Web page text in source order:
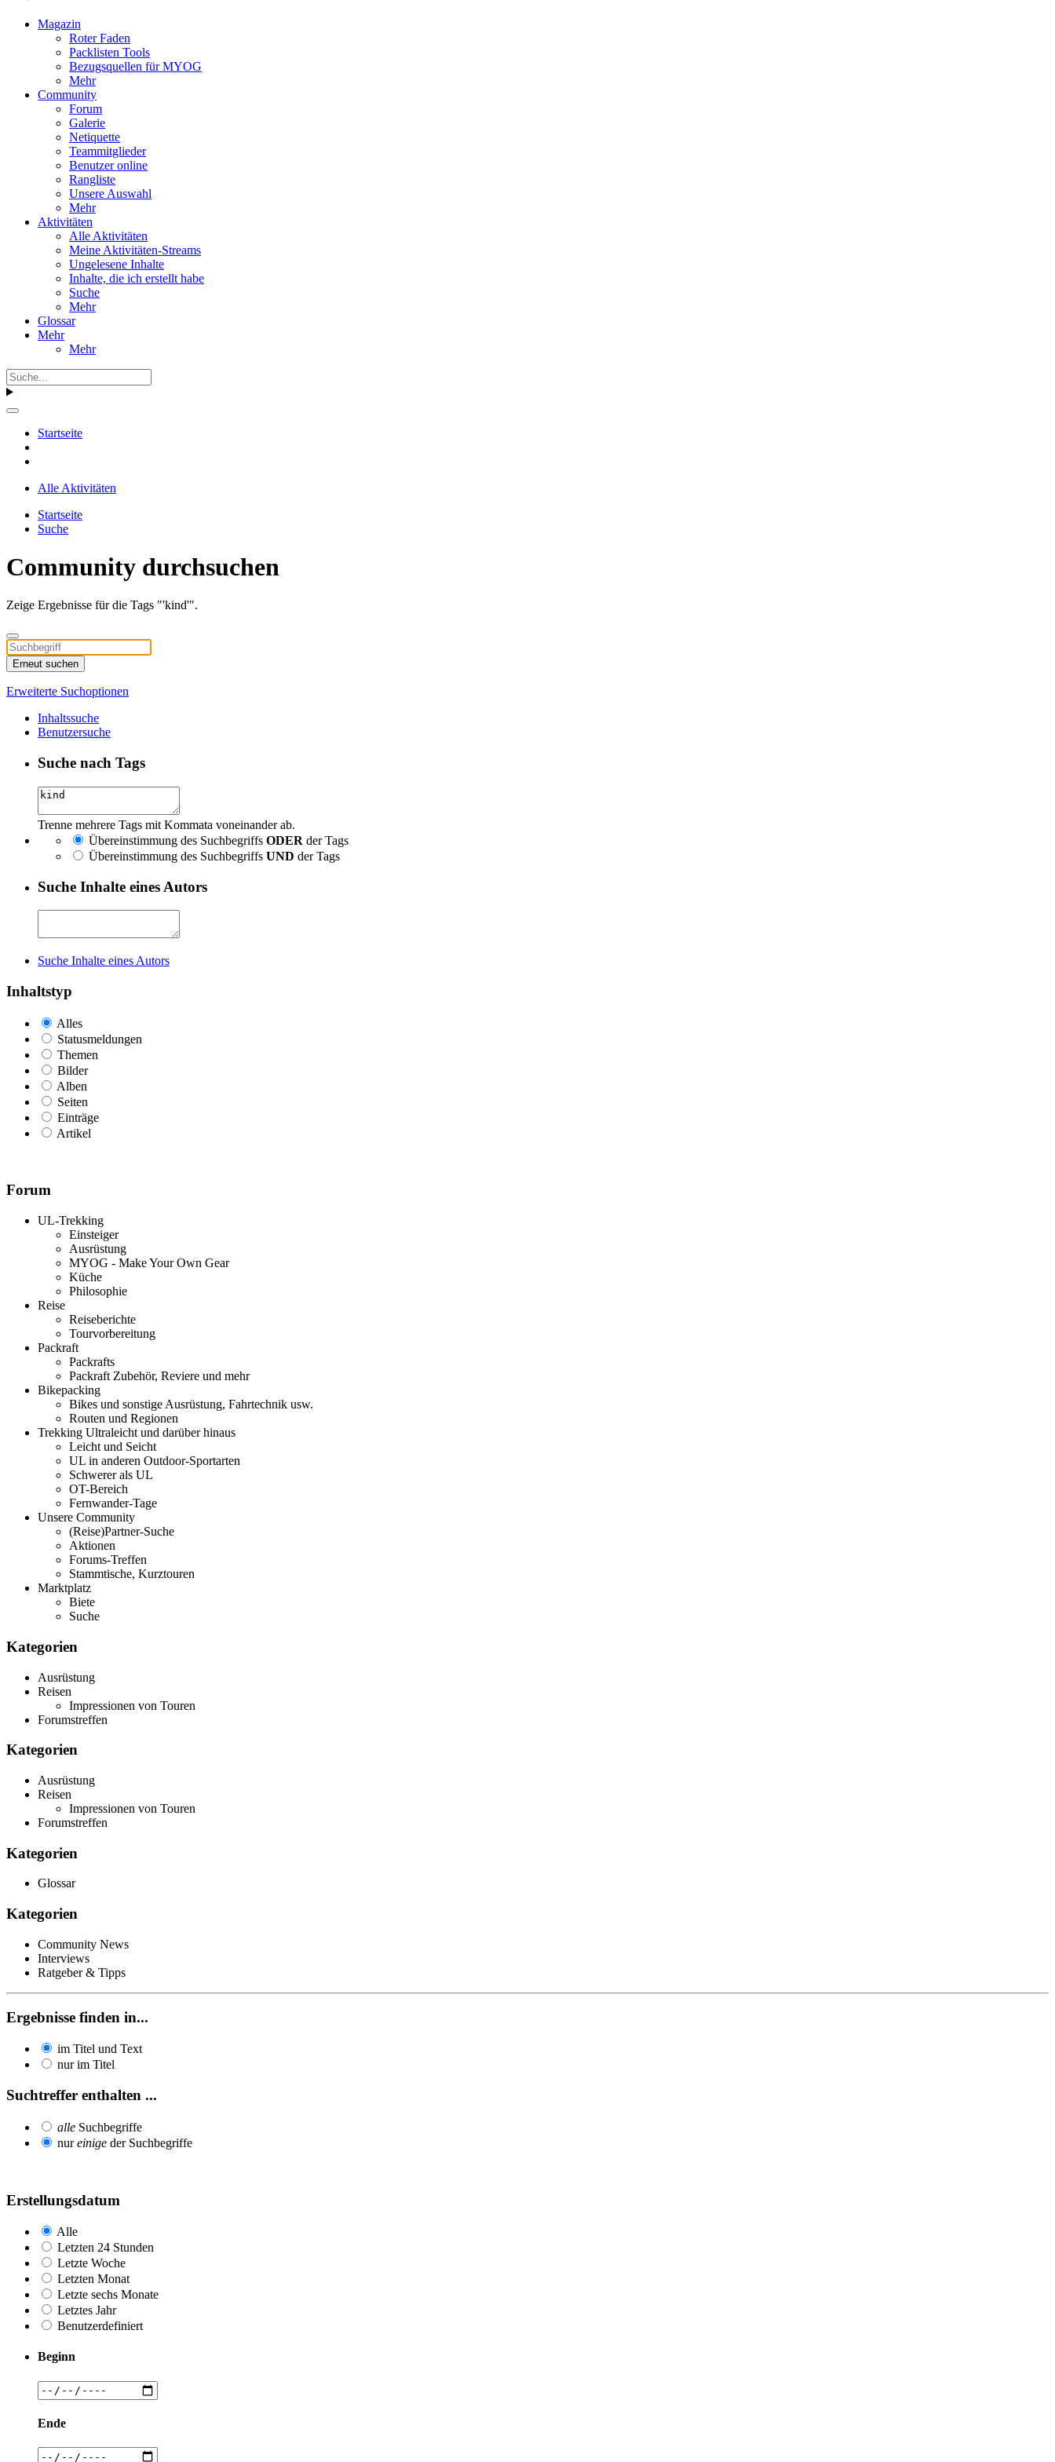
Magazin
Roter Faden
Packlisten Tools
Bezugsquellen für MYOG
Mehr
Community
Forum
Galerie
Netiquette
Teammitglieder
Benutzer online
Rangliste
Unsere Auswahl
Mehr
Aktivitäten
Alle Aktivitäten
Meine Aktivitäten-Streams
Ungelesene Inhalte
Inhalte, die ich erstellt habe
Suche
Mehr
Glossar
Mehr
Mehr
Startseite
Alle Aktivitäten
Startseite
Suche
Community durchsuchen
Zeige Ergebnisse für die Tags "'kind'".
Erneut suchen
Erweiterte Suchoptionen
Inhaltssuche
Benutzersuche
Suche nach Tags
Trenne mehrere Tags mit Kommata voneinander ab.
Übereinstimmung des Suchbegriffs ODER der Tags
Übereinstimmung des Suchbegriffs UND der Tags
Suche Inhalte eines Autors
Suche Inhalte eines Autors
Inhaltstyp
Alles
Statusmeldungen
Themen
Bilder
Alben
Seiten
Einträge
Artikel
Forum
UL-Trekking
Einsteiger
Ausrüstung
MYOG - Make Your Own Gear
Küche
Philosophie
Reise
Reiseberichte
Tourvorbereitung
Packraft
Packrafts
Packraft Zubehör, Reviere und mehr
Bikepacking
Bikes und sonstige Ausrüstung, Fahrtechnik usw.
Routen und Regionen
Trekking Ultraleicht und darüber hinaus
Leicht und Seicht
UL in anderen Outdoor-Sportarten
Schwerer als UL
OT-Bereich
Fernwander-Tage
Unsere Community
(Reise)Partner-Suche
Aktionen
Forums-Treffen
Stammtische, Kurztouren
Marktplatz
Biete
Suche
Kategorien
Ausrüstung
Reisen
Impressionen von Touren
Forumstreffen
Kategorien
Ausrüstung
Reisen
Impressionen von Touren
Forumstreffen
Kategorien
Glossar
Kategorien
Community News
Interviews
Ratgeber & Tipps
Ergebnisse finden in...
im Titel und Text
nur im Titel
Suchtreffer enthalten ...
alle Suchbegriffe
nureinige der Suchbegriffe
Erstellungsdatum
Alle
Letzten 24 Stunden
Letzte Woche
Letzten Monat
Letzte sechs Monate
Letztes Jahr
Benutzerdefiniert
Beginn
Ende